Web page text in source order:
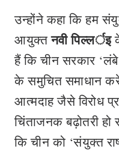
उन्होंने कहा कि हम
आयुक्तनवी पिल्लर्इ
हैं कि चीन सरकार
के समुचित समाधान
आत्मदाह जैसे विरोध
चिंताजनक बढ़ोतरी हो
कि चीन को ‘संयुक्त